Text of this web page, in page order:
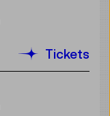
Tickets